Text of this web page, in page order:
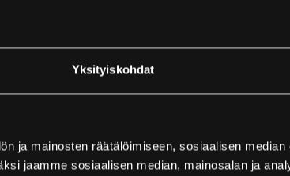
Yksityiskohdat
ja mainosten räätälöimiseen, sosiaalisen
jaamme sosiaalisen median, mainosalan ja